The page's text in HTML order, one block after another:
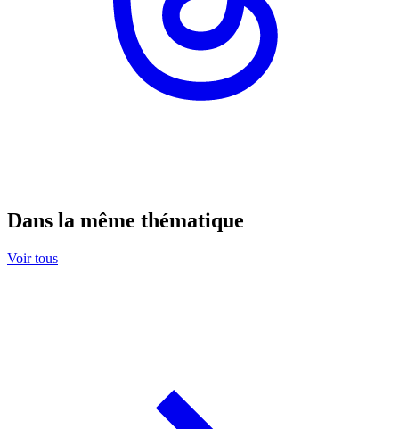
Dans la même thématique
Voir tous